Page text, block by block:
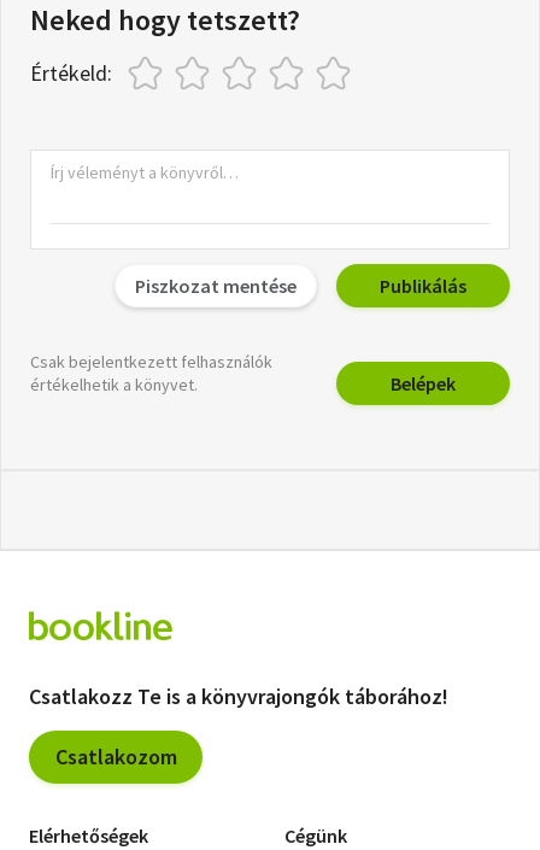
Neked hogy tetszett?
Értékeld:
Piszkozat mentése Publikálás
Csak bejelentkezett felhasználók
értékelhetik a könyvet.
Belépek
Csatlakozz Te is a könyvrajongók táborához!
Csatlakozom
Elérhetőségek Cégünk